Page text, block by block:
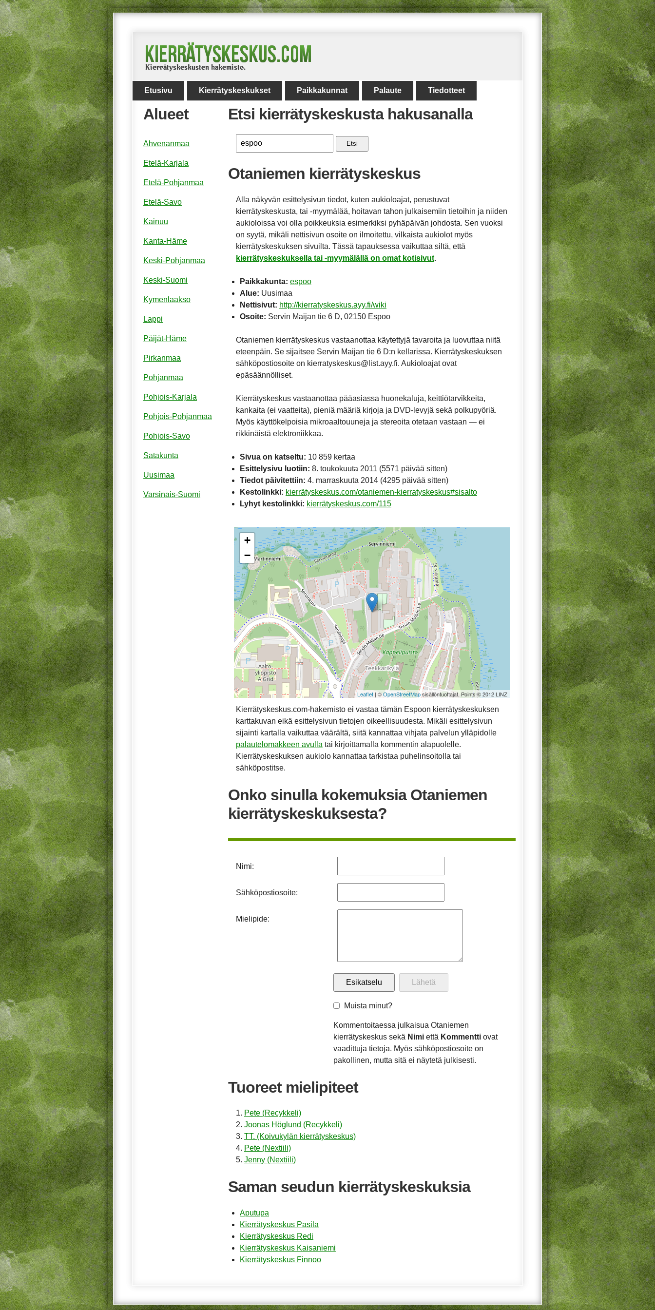
Etusivu Kierrätyskeskukset Paikkakunnat Palaute Tiedotteet
Etsi kierrätyskeskusta hakusanalla
Etsi
Otaniemen kierrätyskeskus
Alla näkyvän esittelysivun tiedot, kuten aukioloajat, perustuvat
kierrätyskeskusta, tai -myymälää, hoitavan tahon julkaisemiin tietoihin ja niiden
aukioloissa voi olla poikkeuksia esimerkiksi pyhäpäivän johdosta. Sen vuoksi
on syytä, mikäli nettisivun osoite on ilmoitettu, vilkaista aukiolot myös
kierrätyskeskuksen sivuilta. Tässä tapauksessa vaikuttaa siltä, että
kierrätyskeskuksella tai -myymälällä on omat kotisivut.
Paikkakunta: espoo
Alue: Uusimaa
Nettisivut: http://kierratyskeskus.ayy.fi/wiki
Osoite: Servin Maijan tie 6 D, 02150 Espoo
Otaniemen kierrätyskeskus vastaanottaa käytettyjä tavaroita ja luovuttaa niitä
eteenpäin. Se sijaitsee Servin Maijan tie 6 D:n kellarissa. Kierrätyskeskuksen
sähköpostiosoite on kierratyskeskus@list.ayy.fi. Aukioloajat ovat
epäsäännölliset.
Kierrätyskeskus vastaanottaa pääasiassa huonekaluja, keittiötarvikkeita,
kankaita (ei vaatteita), pieniä määriä kirjoja ja DVD-levyjä sekä polkupyöriä.
Myös käyttökelpoisia mikroaaltouuneja ja stereoita otetaan vastaan — ei
rikkinäistä elektroniikkaa.
Sivua on katseltu: 10 859 kertaa
Esittelysivu luotiin: 8. toukokuuta 2011 (5571 päivää sitten)
Tiedot päivitettiin: 4. marraskuuta 2014 (4295 päivää sitten)
Kestolinkki: kierrätyskeskus.com/otaniemen-kierratyskeskus#sisalto
Lyhyt kestolinkki: kierrätyskeskus.com/115
+
−
Leaflet | ©OpenStreetMapsisällöntuottajat, Points © 2012 LINZ
Kierrätyskeskus.com-hakemisto ei vastaa tämän Espoon kierrätyskeskuksen
karttakuvan eikä esittelysivun tietojen oikeellisuudesta. Mikäli esittelysivun
sijainti kartalla vaikuttaa väärältä, siitä kannattaa vihjata palvelun ylläpidolle
palautelomakkeen avulla tai kirjoittamalla kommentin alapuolelle.
Kierrätyskeskuksen aukiolo kannattaa tarkistaa puhelinsoitolla tai
sähköpostitse.
Onko sinulla kokemuksia Otaniemen
kierrätyskeskuksesta?
Nimi:
Sähköpostiosoite:
Mielipide:
Muista minut?
Kommentoitaessa julkaisua Otaniemen
kierrätyskeskus sekä Nimi että Kommentti ovat
vaadittuja tietoja. Myös sähköpostiosoite on
pakollinen, mutta sitä ei näytetä julkisesti.
Tuoreet mielipiteet
Pete (Recykkeli)
Joonas Höglund (Recykkeli)
TT. (Koivukylän kierrätyskeskus)
Pete (Nextiili)
Jenny (Nextiili)
Saman seudun kierrätyskeskuksia
Aputupa
Kierrätyskeskus Pasila
Kierrätyskeskus Redi
Kierrätyskeskus Kaisaniemi
Kierrätyskeskus Finnoo
Alueet
Ahvenanmaa
Etelä-Karjala
Etelä-Pohjanmaa
Etelä-Savo
Kainuu
Kanta-Häme
Keski-Pohjanmaa
Keski-Suomi
Kymenlaakso
Lappi
Päijät-Häme
Pirkanmaa
Pohjanmaa
Pohjois-Karjala
Pohjois-Pohjanmaa
Pohjois-Savo
Satakunta
Uusimaa
Varsinais-Suomi